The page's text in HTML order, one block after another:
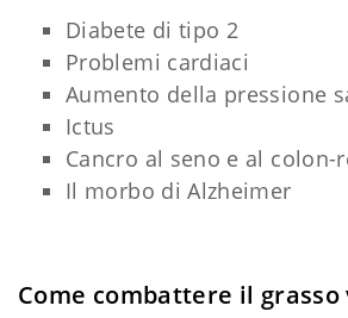
Diabete di tipo 2
Problemi cardiaci
Aumento della pressione
Ictus
Cancro al seno e al colon-
Il morbo di Alzheimer
Come combattere il grasso